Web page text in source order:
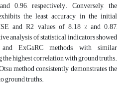
0.96, respectively.‎ Conversely, the
the least accuracy in the initial
and R2 values of 8.18 % and 0.87,
analysis of statistical indicators showed
ExG&RC methods with similar
highest correlation with ground truths.
method consistently demonstrates the
‎ground truths.